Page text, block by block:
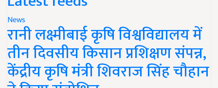
News
रानी लक्ष्मीबाई कृषि विश्वविद्यालय में
तीन दिवसीय किसान प्रशिक्षण संपन्न,
केंद्रीय कृषि मंत्री शिवराज सिंह चौहान